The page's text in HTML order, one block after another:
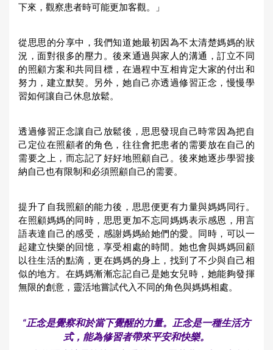
下來，觀察患者時可能更加客觀。」
從思思的分享中，我們知道她最初因為不太清楚媽媽的狀
況，面對很多的壓力。後來通過與家人的溝通，訂立不同
的照顧方案和共同目標，在過程中互相肯定大家的付出和
努力，建立默契。另外，她自己亦透過修習正念，慢慢學
習如何讓自己休息放鬆。
透過修習正念讓自己放鬆後，思思發現自己時常因為把自
己定位在照顧者的角色，往往會把患者的需要放在自己的
需要之上，而忘記了好好地照顧自己。後來她逐步學習接
納自己也有限制和必須照顧自己的需要。
提升了自我照顧的能力後，思思便更有力量與媽媽同行。
在照顧媽媽的同時，思思更加不忘同媽媽表示感恩，用言
語表達自己的感受，感謝媽媽給她們的愛。同時，可以一
起建立快樂的回憶，享受相處的時間。她也會與媽媽回顧
以往生活的點滴，更在媽媽的身上，找到了不少與自己相
似的地方。在媽媽漸漸忘記自己是她女兒時，她能夠發揮
無限的創意，靈活地嘗試代入不同的角色與媽媽相處。
“正念是覺察和於當下覺醒的力量。正念是一種生活方
式，能為修習者帶來平安和快樂。